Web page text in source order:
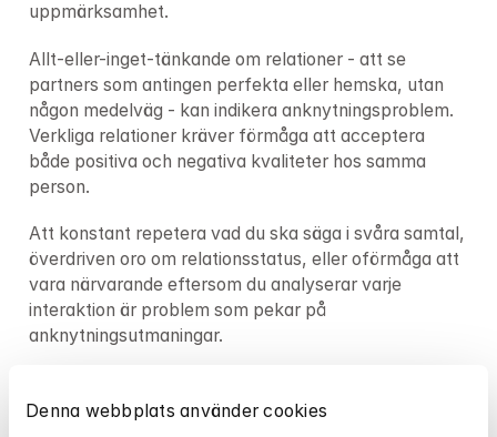
Denna webbplats använder cookies
uppmärksamhet.
Allt-eller-inget-tänkande om relationer - att se
partners som antingen perfekta eller hemska, utan
någon medelväg - kan indikera anknytningsproblem.
Verkliga relationer kräver förmåga att acceptera
både positiva och negativa kvaliteter hos samma
person.
Att konstant repetera vad du ska säga i svåra samtal,
överdriven oro om relationsstatus, eller oförmåga att
vara närvarande eftersom du analyserar varje
interaktion är problem som pekar på
anknytningsutmaningar.
Anknytningsproblem påverkar inte bara romantiska